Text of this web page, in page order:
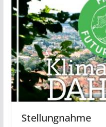
Stellungnahme